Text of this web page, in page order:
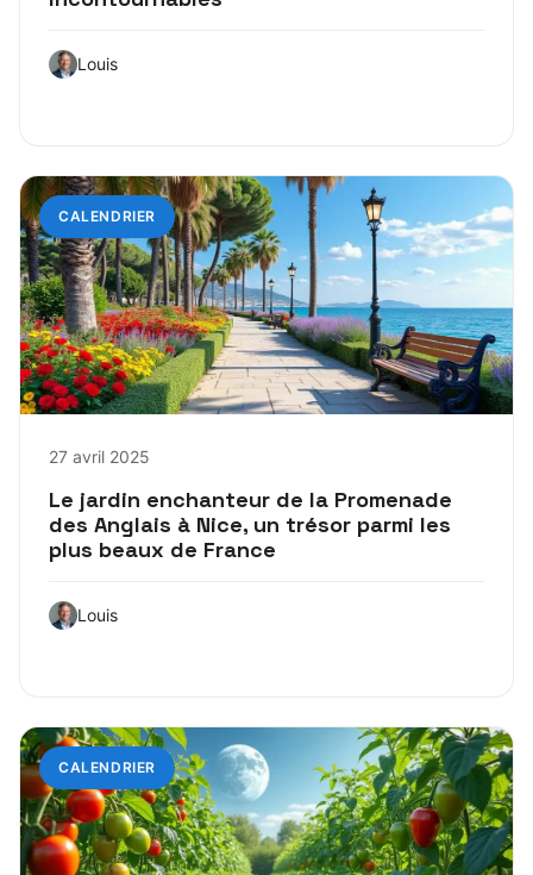
Louis
CALENDRIER
27 avril 2025
Le jardin enchanteur de la Promenade
des Anglais à Nice, un trésor parmi les
plus beaux de France
Louis
CALENDRIER